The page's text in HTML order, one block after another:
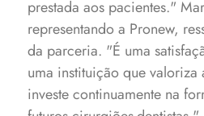
prestada aos pacientes."
representando a Pronew,
da parceria. "É uma
uma instituição que valoriza
investe continuamente na